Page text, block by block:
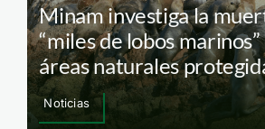
Minam investiga la
“miles de lobos
áreas naturales
Noticias